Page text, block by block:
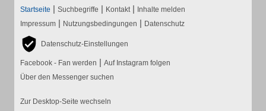
Startseite | Suchbegriffe | Kontakt | Inhalte melden
Impressum | Nutzungsbedingungen | Datenschutz
Datenschutz-Einstellungen
Facebook - Fan werden | Auf Instagram folgen
Über den Messenger suchen
Zur Desktop-Seite wechseln